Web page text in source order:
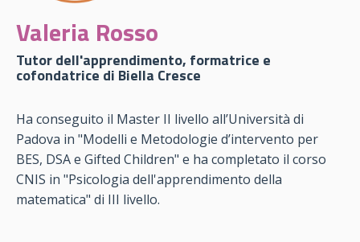
Valeria Rosso
Tutor dell'apprendimento, formatrice e
cofondatrice di Biella Cresce
Ha conseguito il Master II livello all’Università di
Padova in "Modelli e Metodologie d’intervento per
BES, DSA e Gifted Children" e ha completato il corso
CNIS in "Psicologia dell'apprendimento della
matematica" di III livello.